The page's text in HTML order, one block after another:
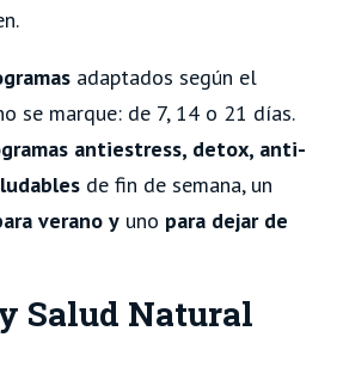
adaptados según el
se marque: de 7, 14 o 21 días.
antiestress, detox, anti-
de fin de semana, un
verano y uno para dejar de
Salud Natural